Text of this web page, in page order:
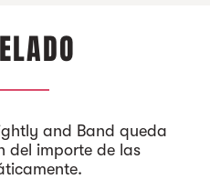
and Band queda
del importe de las